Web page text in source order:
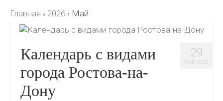
Главная › 2026 › Май
29
МАЙ 2026
Календарь с видами
города Ростова-на-
Дону